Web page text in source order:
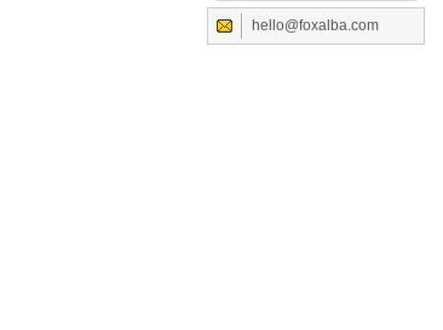
hello@foxalba.com